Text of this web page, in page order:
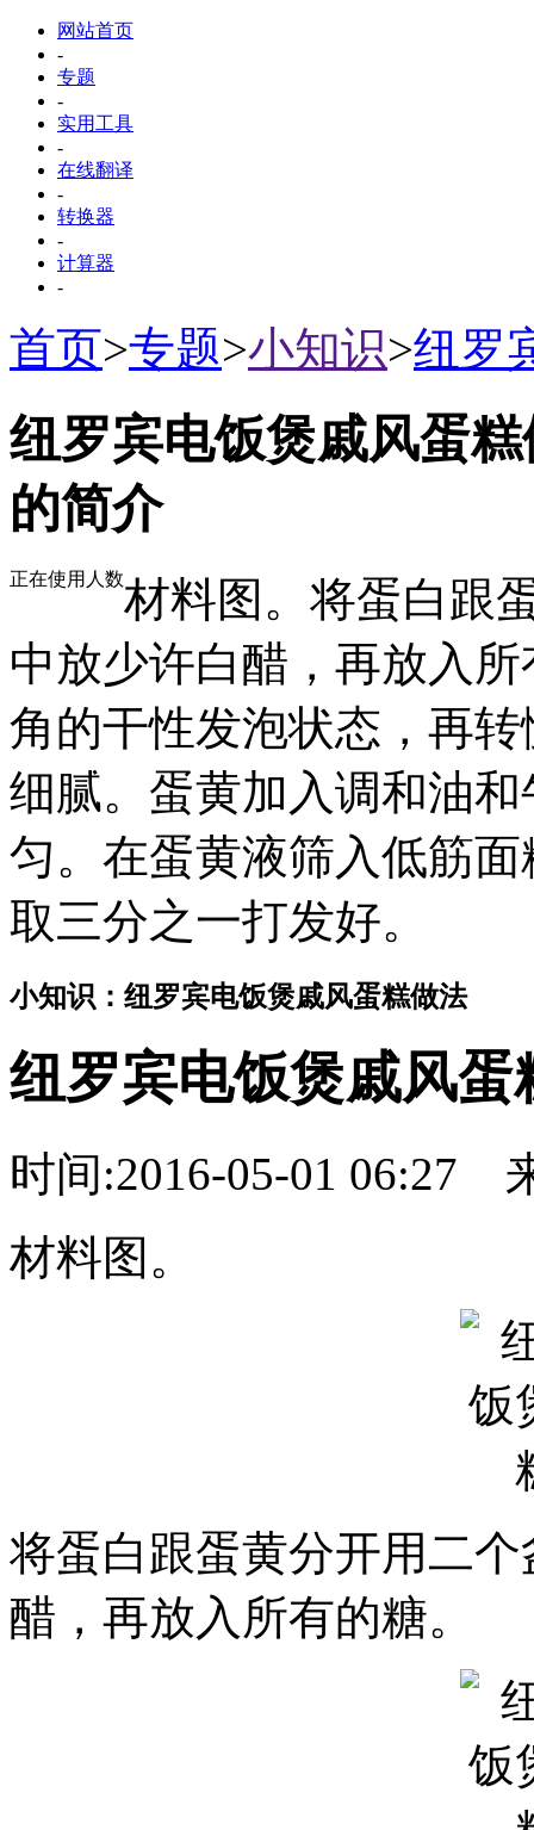
网站首页
-
专题
-
实用工具
-
在线翻译
-
转换器
-
计算器
-
首页>专题>小知识>纽罗
纽罗宾电饭煲戚风蛋
的简介
正在使用人数材料图。将蛋白跟
中放少许白醋，再放入
角的干性发泡状态，再
细腻。蛋黄加入调和油
匀。在蛋黄液筛入低筋
取三分之一打发好。
小知识：纽罗宾电饭煲戚风蛋糕做法
纽罗宾电饭煲戚风蛋
时间:2016-05-01 06:27
材料图。
将蛋白跟蛋黄分开用二
醋，再放入所有的糖。